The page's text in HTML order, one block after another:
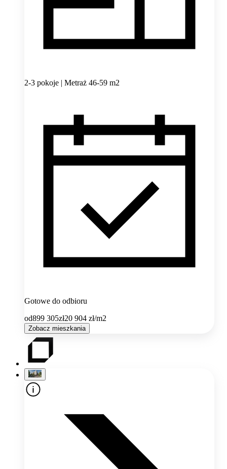
2-3 pokoje | Metraż 46-59 m2
Gotowe do odbioru
od899 305zł20 904 zł/m2
Zobacz mieszkania